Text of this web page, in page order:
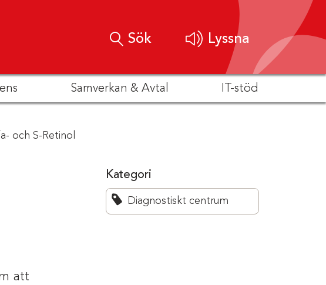
Sök Lyssna
Samverkan & Avtal IT-stöd
och S-Retinol
att
Kategori
Diagnostiskt centrum